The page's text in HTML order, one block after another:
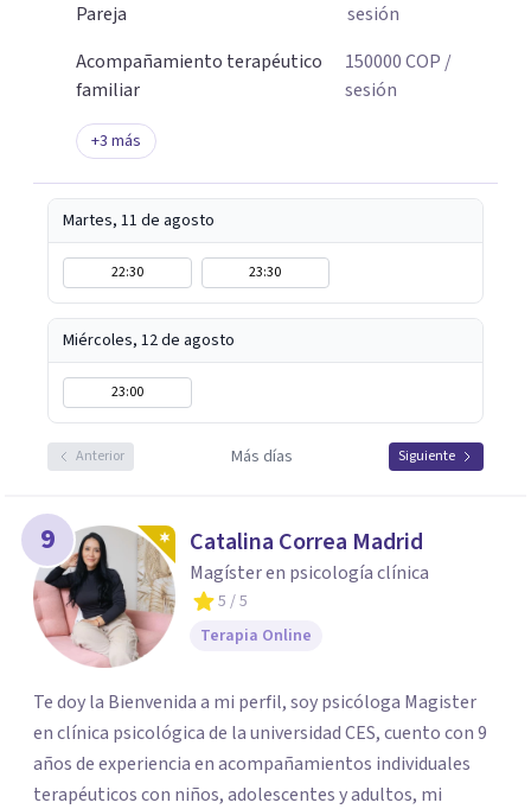
Pareja
sesión
Acompañamiento terapéutico
familiar
150000COP /
sesión
+3 más
Martes, 11 de agosto
22:30 23:30
Miércoles, 12 de agosto
23:00
Anterior Más días Siguiente
9 Catalina Correa Madrid
Magíster en psicología clínica
5 / 5
Terapia Online
Te doy la Bienvenida a mi perfil, soy psicóloga Magister
en clínica psicológica de la universidad CES, cuento con 9
años de experiencia en acompañamientos individuales
terapéuticos con niños, adolescentes y adultos, mi